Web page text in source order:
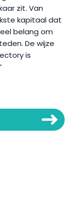
zit. Van
kapitaal dat
belang om
De wijze
is